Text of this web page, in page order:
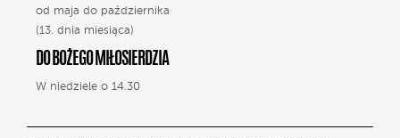
od maja do października
(13. dnia miesiąca)
DO BOŻEGO MIŁOSIERDZIA
W niedziele o 14.30